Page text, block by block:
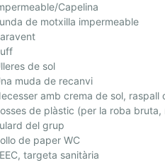
Capelina
de motxilla impermeable
de sol
muda de recanvi
amb crema de sol,
de plàstic (per la roba bruta,
del grup
de paper WC
targeta sanitària